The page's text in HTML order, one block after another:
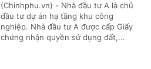
(Chinhphu.vn) - Nhà đầu tư A là chủ
đầu tư dự án hạ tầng khu công
nghiệp. Nhà đầu tư A được cấp Giấy
chứng nhận quyền sử dụng đất,...